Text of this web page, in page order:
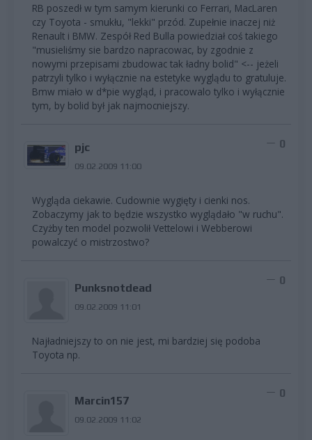
RB poszedł w tym samym kierunki co Ferrari, MacLaren
czy Toyota - smukłu, "lekki" przód. Zupełnie inaczej niż
Renault i BMW. Zespół Red Bulla powiedział coś takiego
"musieliśmy sie bardzo napracowac, by zgodnie z
nowymi przepisami zbudowac tak ładny bolid" <-- jeżeli
patrzyli tylko i wyłącznie na estetyke wyglądu to gratuluje.
Bmw miało w d*pie wygląd, i pracowalo tylko i wyłącznie
tym, by bolid był jak najmocniejszy.
pjc
09.02.2009 11:00
0
Wygląda ciekawie. Cudownie wygięty i cienki nos.
Zobaczymy jak to będzie wszystko wyglądało "w ruchu".
Czyżby ten model pozwolił Vettelowi i Webberowi
powalczyć o mistrzostwo?
Punksnotdead
09.02.2009 11:01
0
Najładniejszy to on nie jest, mi bardziej się podoba
Toyota np.
Marcin157
09.02.2009 11:02
0